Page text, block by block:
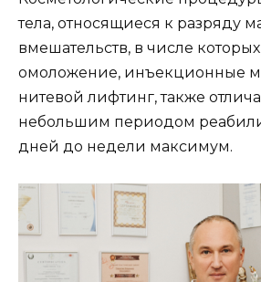
тела, относящиеся к разряду
вмешательств, в числе
омоложение, инъекционные
нитевой лифтинг, также
небольшим периодом
дней до недели максимум.